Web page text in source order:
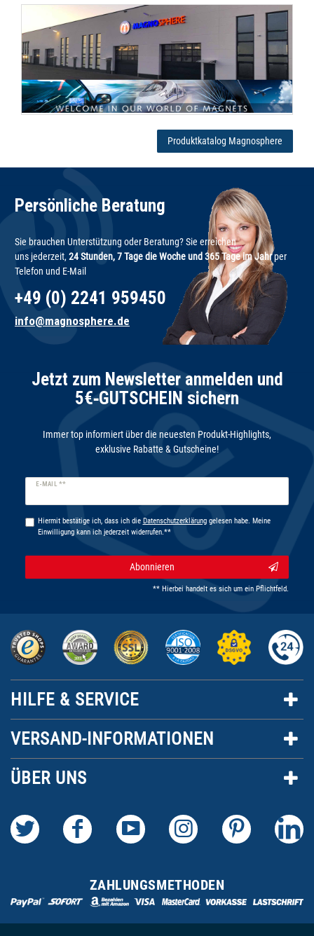
Produktkatalog Magnosphere
Persönliche Beratung
Sie brauchen Unterstützung oder Beratung? Sie erreichen
uns jederzeit, 24 Stunden, 7 Tage die Woche und 365 Tage im Jahrper
Telefon und E-Mail
+49 (0) 2241 959450
info@magnosphere.de
Jetzt zum Newsletter anmelden und
5€‑GUTSCHEIN sichern
Immer top informiert über die neuesten Produkt-Highlights,
exklusive Rabatte & Gutscheine!
E-MAIL **
Newsletter
Hiermit bestätige ich, dass ich die Daten­schutz­erklärunggelesen habe. Meine
Einwilligung kann ich jederzeit widerrufen.**
Abonnieren
** Hierbei handelt es sich um ein Pflichtfeld.
HILFE & SERVICE
VERSAND-INFORMATIONEN
ÜBER UNS
ZAHLUNGSMETHODEN